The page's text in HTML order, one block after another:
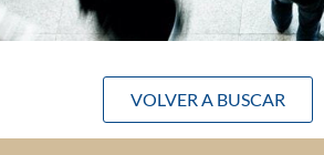
VOLVER A BUSCAR